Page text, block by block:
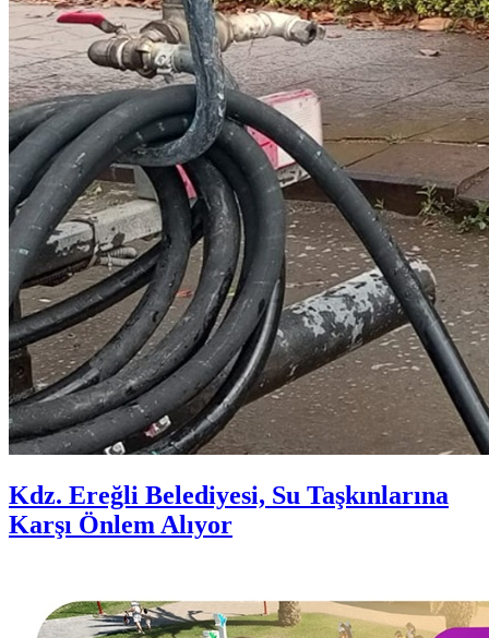
Kdz. Ereğli Belediyesi, Su Taşkınlarına
Karşı Önlem Alıyor